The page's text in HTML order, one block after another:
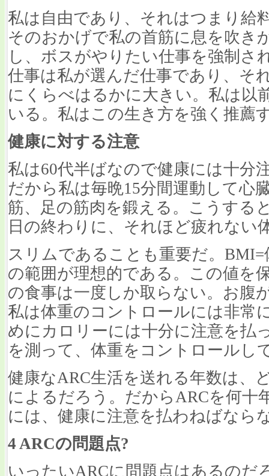
私は自由であり、それはつまり給
そのおかげで私の首筋に息を吹き
し、ボスがやりたい仕事を強制さ
仕事は私が選んだ仕事であり、そ
にくらべはるかに大きい。私は以
いる。私はこの生き方を強く推薦
健康に対する注意
私は60代半ばなので健康には十分
だから私は毎晩15分間運動して心
筋、足の筋肉を鍛える。こうする
日の終わりに、それほど疲れない
スリムであることも重要だ。BMI=
の範囲が理想的である。この値を
の食事は一度しか取らない。お腹
私は体重のコントロールには非常
めにカロリーには十分に注意を払
を測って、体重をコントロールし
健康なARC生活を送れる年数は、
によるだろう。だからARCを何十
には、健康に注意を払わねばなら
4 ARCの問題点?
いったいARCに問題点はあるのだ